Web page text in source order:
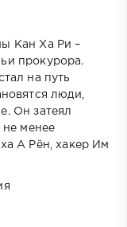
Кан Ха Ри –
прокурора.
на путь
люди,
Он затеял
не менее
А Рён, хакер Им